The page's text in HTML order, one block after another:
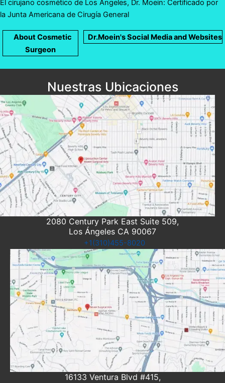
El cirujano cosmético de Los Ángeles, Dr. Moein: Certificado por
la Junta Americana de Cirugía General
About Cosmetic
Surgeon
Dr.Moein's Social Media and Websites
Nuestras Ubicaciones
2080 Century Park East Suite 509,
Los Ángeles CA 90067
+1(310)455-8020
16133 Ventura Blvd #415,